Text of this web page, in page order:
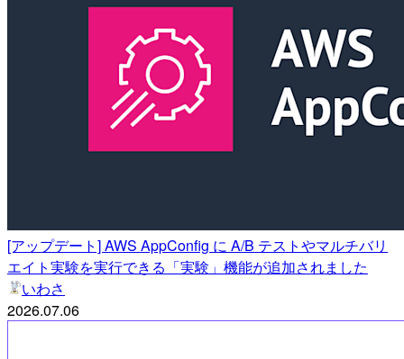
[アップデート] AWS AppConfig に A/B テストやマルチバリ
エイト実験を実行できる「実験」機能が追加されました
いわさ
2026.07.06